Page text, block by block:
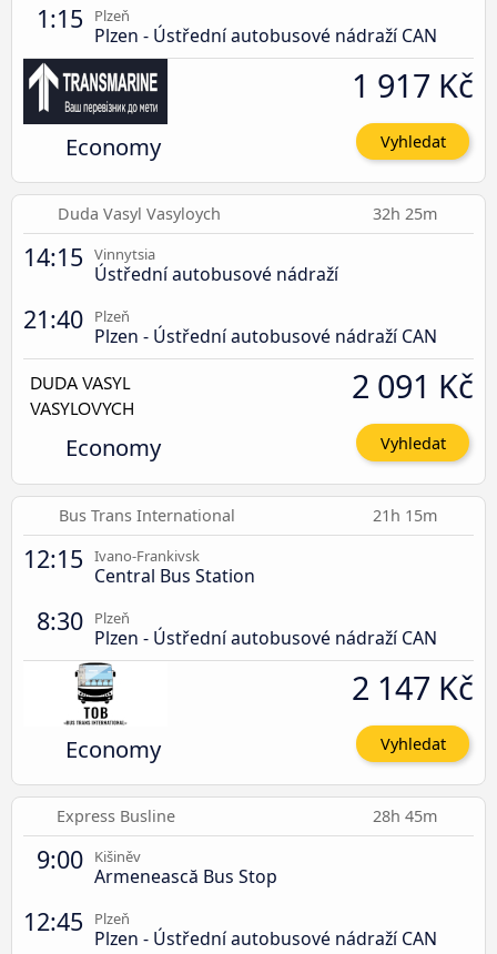
1:15 Plzeň
Plzen - Ústřední autobusové nádraží CAN
Economy
1 917 Kč
Vyhledat
Duda Vasyl Vasyloych 32h 25m
14:15 Vinnytsia
Ústřední autobusové nádraží
21:40 Plzeň
Plzen - Ústřední autobusové nádraží CAN
Economy
2 091 Kč
Vyhledat
Bus Trans International 21h 15m
12:15 Ivano-Frankivsk
Central Bus Station
8:30 Plzeň
Plzen - Ústřední autobusové nádraží CAN
Economy
2 147 Kč
Vyhledat
Express Busline 28h 45m
9:00 Kišiněv
Armenească Bus Stop
12:45 Plzeň
Plzen - Ústřední autobusové nádraží CAN